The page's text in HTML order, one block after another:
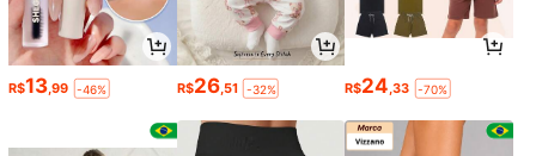
R$13 ,99 -46% R$26,51 -32% R$24 ,33 -70%